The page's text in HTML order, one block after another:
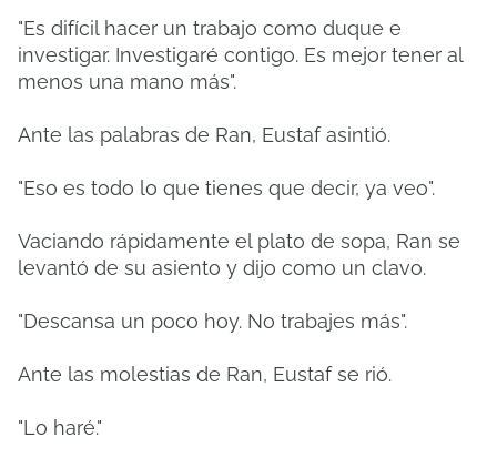
"Es difícil hacer un trabajo como duque e
investigar. Investigaré contigo. Es mejor tener al
menos una mano más".
Ante las palabras de Ran, Eustaf asintió.
"Eso es todo lo que tienes que decir, ya veo".
Vaciando rápidamente el plato de sopa, Ran se
levantó de su asiento y dijo como un clavo.
"Descansa un poco hoy. No trabajes más".
Ante las molestias de Ran, Eustaf se rió.
"Lo haré."